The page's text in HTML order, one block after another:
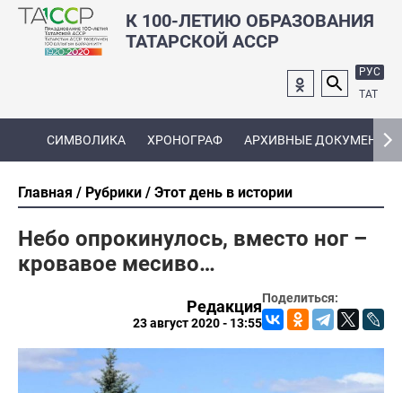
К 100-ЛЕТИЮ ОБРАЗОВАНИЯ
ТАТАРСКОЙ АССР
РУС
ТАТ
СИМВОЛИКА ХРОНОГРАФ АРХИВНЫЕ ДОКУМЕНТЫ
Главная Рубрики Этот день в истории
Небо опрокинулось, вместо ног –
кровавое месиво…
Поделиться:
Редакция
23 август 2020 - 13:55